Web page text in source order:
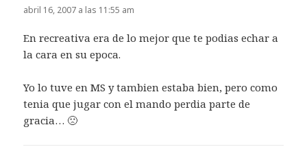
abril 16, 2007 a las 11:55 am
En recreativa era de lo mejor que te podias echar a
la cara en su epoca.
Yo lo tuve en MS y tambien estaba bien, pero como
tenia que jugar con el mando perdia parte de
gracia… 🙁